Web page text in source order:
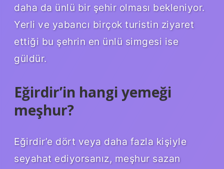
daha da ünlü bir şehir olması bekleniyor.
Yerli ve yabancı birçok turistin ziyaret
ettiği bu şehrin en ünlü simgesi ise
güldür.
Eğirdir’in hangi yemeği
meşhur?
Eğirdir’e dört veya daha fazla kişiyle
seyahat ediyorsanız, meşhur sazan